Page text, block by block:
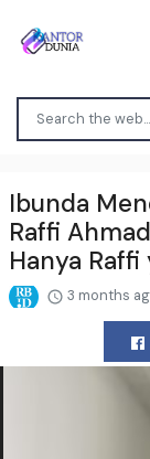
Ibunda
Raffi
Hanya
3 months